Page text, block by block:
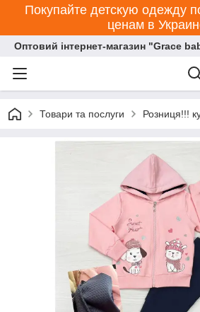
Покупайте детскую одежду
ценам в
Оптовий інтернет-магазин "Grace
Товари та послуги Розниця!!!